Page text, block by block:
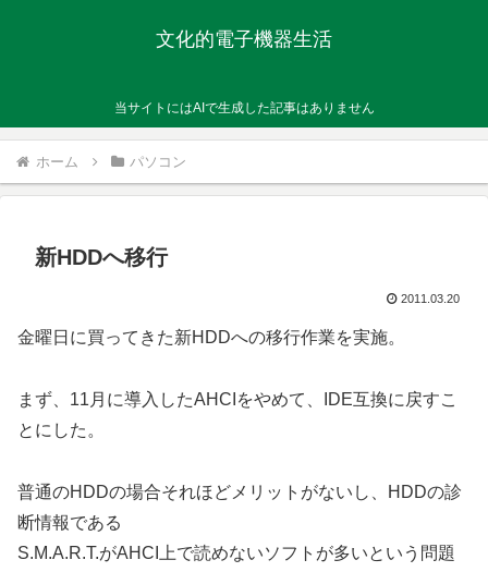
文化的電子機器生活
当サイトにはAIで生成した記事はありません
ホーム パソコン
新HDDへ移行
2011.03.20
金曜日に買ってきた新HDDへの移行作業を実施。
まず、11月に導入したAHCIをやめて、IDE互換に戻すこ
とにした。
普通のHDDの場合それほどメリットがないし、HDDの診
断情報である
S.M.A.R.T.がAHCI上で読めないソフトが多いという問題